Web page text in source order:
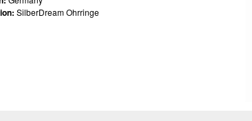
SilberDream Ohrringe